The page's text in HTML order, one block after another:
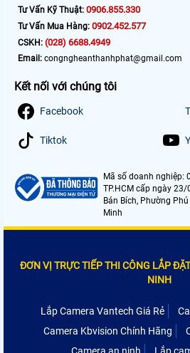
Tư Vấn Kỹ Thuật: 0906.855.330
Tư Vấn Mua Hàng: 0902.452.577
CSKH: (028) 6688.4949
Email: congngheanthanhphat@gmail.com
Kết nối với chúng tôi
Facebook
Tiktok
Mã số doanh nghiệp:
TP.HCM cấp ngày
Bán Bích, Phường
Minh
ĐƠN VỊ TRỰC TIẾP THI CÔNG LẮP
NINH
Lắp Camera Vantech Giá Rẻ
Camera Kbvision Chính Hãng